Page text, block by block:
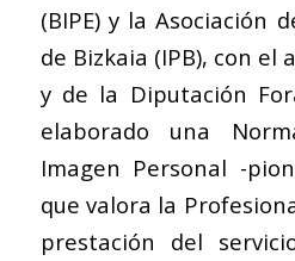
(BIPE) y la Asociación
de Bizkaia (IPB), con el
y de la Diputación
elaborado una
Imagen Personal -
que valora la
prestación del